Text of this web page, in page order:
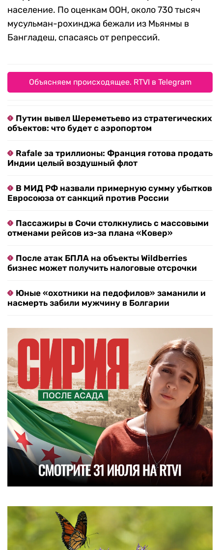
население. По оценкам ООН, около 730 тысяч
мусульман-рохинджа бежали из Мьянмы в
Бангладеш, спасаясь от репрессий.
Объясняем происходящее. RTVI в Telegram
Путин вывел Шереметьево из стратегических
объектов: что будет с аэропортом
Rafale за триллионы: Франция готова продать
Индии целый воздушный флот
В МИД РФ назвали примерную сумму убытков
Евросоюза от санкций против России
Пассажиры в Сочи столкнулись с массовыми
отменами рейсов из-за плана «Ковер»
После атак БПЛА на объекты Wildberries
бизнес может получить налоговые отсрочки
Юные «охотники на педофилов» заманили и
насмерть забили мужчину в Болгарии